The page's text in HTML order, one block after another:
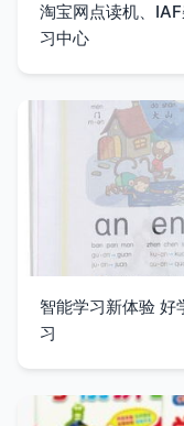
淘宝网点读机、
习中心
智能学习新体验 好
习